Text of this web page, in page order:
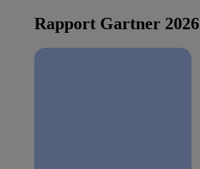
Rapport Gartner 2026